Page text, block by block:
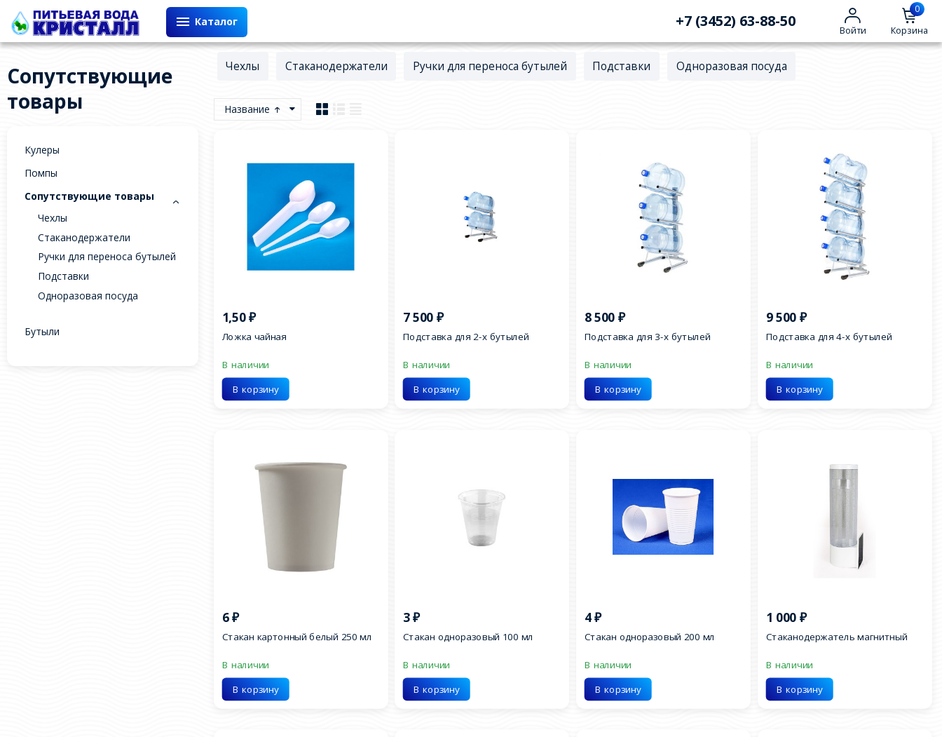
Каталог +7 (3452) 63-88-50
Войти
0
Корзина
Сопутствующие
товары
Кулеры
Помпы
Сопутствующие товары
Чехлы
Стаканодержатели
Ручки для переноса бутылей
Подставки
Одноразовая посуда
Бутыли
Чехлы Стаканодержатели Ручки для переноса бутылей Подставки Одноразовая посуда
Название
1,50₽
Ложка чайная
В наличии
В корзину
7 500₽
Подставка для 2-х бутылей
В наличии
В корзину
8 500 ₽
Подставка для 3-х бутылей
В наличии
В корзину
9 500 ₽
Подставка для 4-х бутылей
В наличии
В корзину
6₽
Стакан картонный белый 250 мл
В наличии
В корзину
3₽
Стакан одноразовый 100 мл
В наличии
В корзину
4₽
Стакан одноразовый 200 мл
В наличии
В корзину
1 000 ₽
Стаканодержатель магнитный
В наличии
В корзину